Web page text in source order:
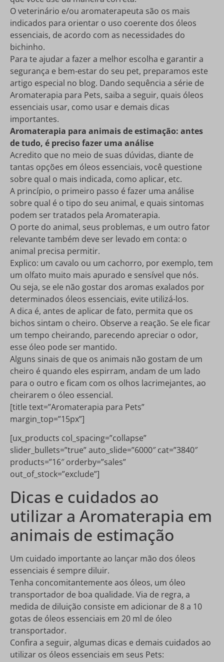
O veterinário e/ou aromaterapeuta são os mais
indicados para orientar o uso coerente dos óleos
essenciais, de acordo com as necessidades do
bichinho.
Para te ajudar a fazer a melhor escolha e garantir a
segurança e bem-estar do seu pet, preparamos este
artigo especial no blog. Dando sequência a série de
Aromaterapia para Pets, saiba a seguir, quais óleos
essenciais usar, como usar e demais dicas
importantes.
Aromaterapia para animais de estimação: antes
de tudo, é preciso fazer uma análise
Acredito que no meio de suas dúvidas, diante de
tantas opções em óleos essenciais, você questione
sobre qual o mais indicada, como aplicar, etc.
A princípio, o primeiro passo é fazer uma análise
sobre qual é o tipo do seu animal, e quais sintomas
podem ser tratados pela Aromaterapia.
O porte do animal, seus problemas, e um outro fator
relevante também deve ser levado em conta: o
animal precisa permitir.
Explico: um cavalo ou um cachorro, por exemplo, tem
um olfato muito mais apurado e sensível que nós.
Ou seja, se ele não gostar dos aromas exalados por
determinados óleos essenciais, evite utilizá-los.
A dica é, antes de aplicar de fato, permita que os
bichos sintam o cheiro. Observe a reação. Se ele ficar
um tempo cheirando, parecendo apreciar o odor,
esse óleo pode ser mantido.
Alguns sinais de que os animais não gostam de um
cheiro é quando eles espirram, andam de um lado
para o outro e ficam com os olhos lacrimejantes, ao
cheirarem o óleo essencial.
[title text=”Aromaterapia para Pets”
margin_top=”15px”]
[ux_products col_spacing=”collapse”
slider_bullets=”true” auto_slide=”6000″ cat=”3840″
products=”16″ orderby=”sales”
out_of_stock=”exclude”]
Dicas e cuidados ao
utilizar a Aromaterapia em
animais de estimação
Um cuidado importante ao lançar mão dos óleos
essenciais é sempre diluir.
Tenha concomitantemente aos óleos, um óleo
transportador de boa qualidade. Via de regra, a
medida de diluição consiste em adicionar de 8 a 10
gotas de óleos essenciais em 20 ml de óleo
transportador.
Confira a seguir, algumas dicas e demais cuidados ao
utilizar os óleos essenciais em seus Pets: